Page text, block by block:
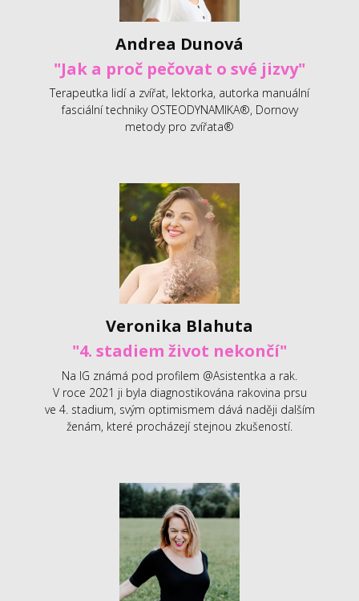
Andrea Dunová
"Jak a proč pečovat o své jizvy"
Terapeutka lidí a zvířat, lektorka, autorka manuální
fasciální techniky OSTEODYNAMIKA®, Dornovy
metody pro zvířata®
Veronika Blahuta
"4. stadiem život nekončí"
Na IG známá pod profilem @Asistentka a rak.
V roce 2021 ji byla diagnostikována rakovina prsu
ve 4. stadium, svým optimismem dává naději dalším
ženám, které procházejí stejnou zkušeností.